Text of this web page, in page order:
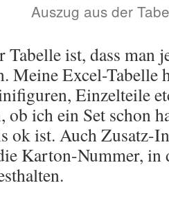
Auszug aus der
ist, dass man
Meine Excel-Tabelle
Einzelteile
ob ich ein Set schon
ok ist. Auch Zusatz-
Karton-Nummer, in